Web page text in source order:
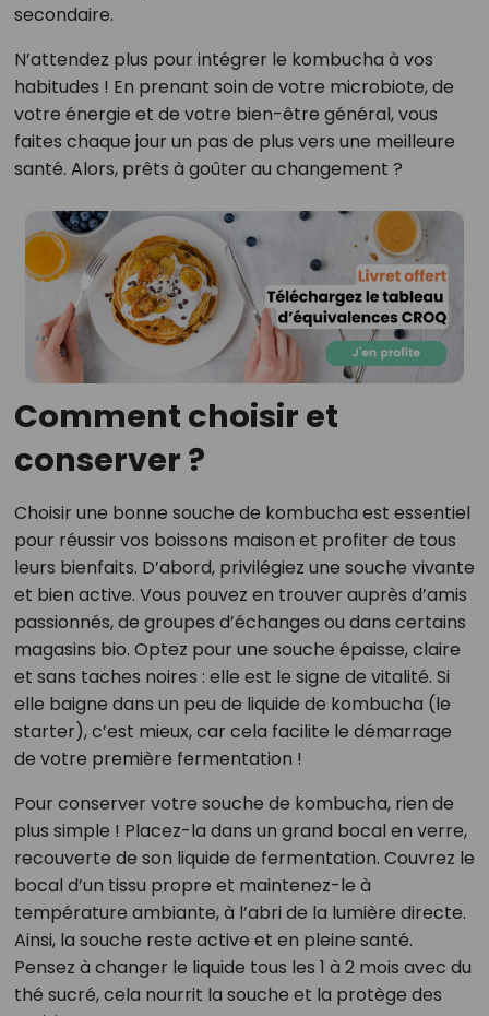
secondaire.
N’attendez plus pour intégrer le kombucha à vos
habitudes ! En prenant soin de votre microbiote, de
votre énergie et de votre bien-être général, vous
faites chaque jour un pas de plus vers une meilleure
santé. Alors, prêts à goûter au changement ?
Comment choisir et
conserver ?
Choisir une bonne souche de kombucha est essentiel
pour réussir vos boissons maison et profiter de tous
leurs bienfaits. D’abord, privilégiez une souche vivante
et bien active. Vous pouvez en trouver auprès d’amis
passionnés, de groupes d’échanges ou dans certains
magasins bio. Optez pour une souche épaisse, claire
et sans taches noires : elle est le signe de vitalité. Si
elle baigne dans un peu de liquide de kombucha (le
starter), c’est mieux, car cela facilite le démarrage
de votre première fermentation !
Pour conserver votre souche de kombucha, rien de
plus simple ! Placez-la dans un grand bocal en verre,
recouverte de son liquide de fermentation. Couvrez le
bocal d’un tissu propre et maintenez-le à
température ambiante, à l’abri de la lumière directe.
Ainsi, la souche reste active et en pleine santé.
Pensez à changer le liquide tous les 1 à 2 mois avec du
thé sucré, cela nourrit la souche et la protège des